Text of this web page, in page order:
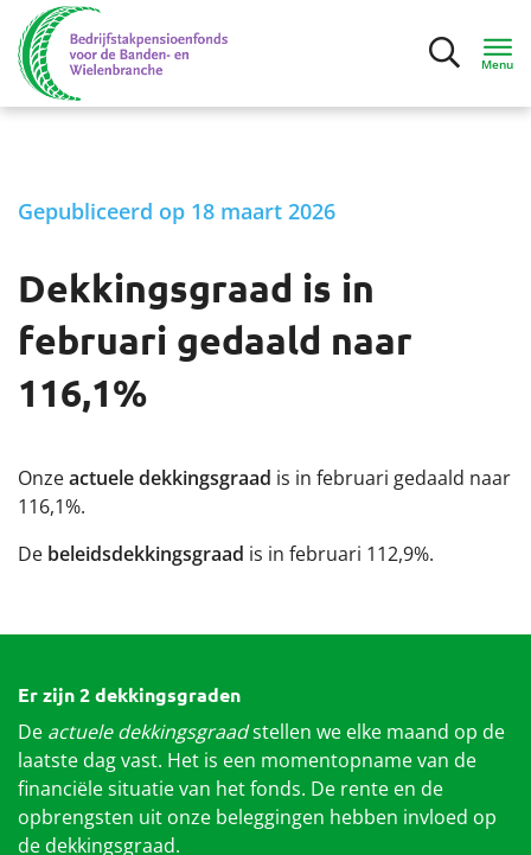
Menu
Mijn situatie
Ik ga bijna met pensioen
Contact
Werkgevers
Over het pensioenfonds
Nieuwe pensioenregeling
Documenten
Gepubliceerd op 18 maart 2026
Dekkingsgraad is in
februari gedaald naar
116,1%
Onzeactuele dekkingsgraad is in februari gedaald naar
116,1%.
De beleidsdekkingsgraad is in februari 112,9%.
Er zijn 2 dekkingsgraden
De actuele dekkingsgraadstellen we elke maand op de
laatste dag vast. Het is een momentopname van de
financiële situatie van het fonds. De rente en de
opbrengsten uit onze beleggingen hebben invloed op
de dekkingsgraad.